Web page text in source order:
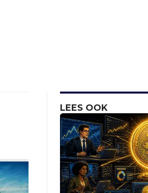
LEES OOK